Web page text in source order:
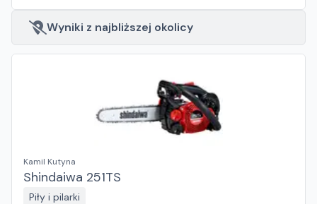
Wyniki z najbliższej okolicy
Kamil Kutyna
Shindaiwa 251TS
Piły i pilarki